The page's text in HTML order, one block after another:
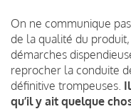
On ne communique
de la qualité du
démarches
reprocher la conduite
définitive trompeuses.
qu’il y ait quelque